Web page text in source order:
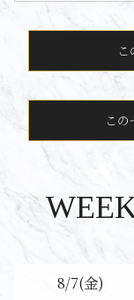
こ
8/7(金)